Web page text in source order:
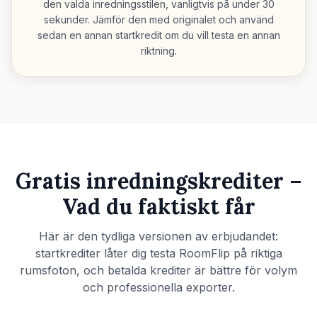
den valda inredningsstilen, vanligtvis på under 30
sekunder. Jämför den med originalet och använd
sedan en annan startkredit om du vill testa en annan
riktning.
Gratis inredningskrediter –
Vad du faktiskt får
Här är den tydliga versionen av erbjudandet:
startkrediter låter dig testa RoomFlip på riktiga
rumsfoton, och betalda krediter är bättre för volym
och professionella exporter.